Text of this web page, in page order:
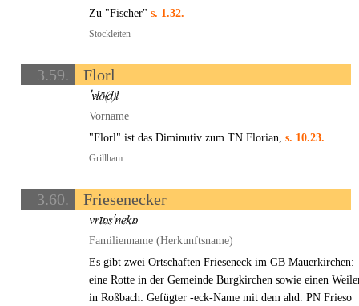
Zu "Fischer"s. 1.32.
Stockleiten
3.59. Florl
Vorname
"Florl" ist das Diminutiv zum TN Florian,s. 10.23.
Grillham
3.60. Friesenecker
Familienname (Herkunftsname)
Es gibt zwei Ortschaften Frieseneck im GB Mauerkirchen:
eine Rotte in der Gemeinde Burgkirchen sowie einen
in Roßbach: Gefügter -eck-Name mit dem ahd. PN Frieso